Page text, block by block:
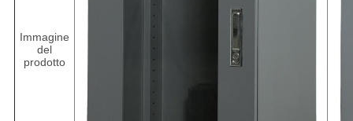
Immagine
del
prodotto